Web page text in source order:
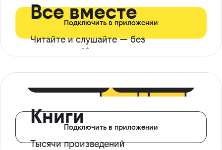
Все вместе
Читайте и слушайте — без
ограничений*
Подключить в приложении
Книги
Тысячи произведений
Подключить в приложении